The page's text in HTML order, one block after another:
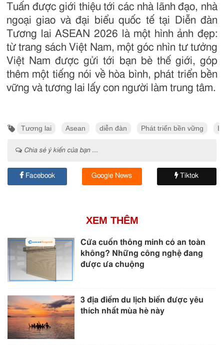
Tuấn được giới thiệu tới các nhà lãnh đạo, nhà
ngoại giao và đại biểu quốc tế tại Diễn đàn
Tương lai ASEAN 2026 là một hình ảnh đẹp:
từ trang sách Việt Nam, một góc nhìn tư tưởng
Việt Nam được gửi tới bạn bè thế giới, góp
thêm một tiếng nói về hòa bình, phát triển bền
vững và tương lai lấy con người làm trung tâm.
Tương lai Asean diễn đàn Phát triển bền vững
Chia sẻ ý kiến của bạn ...
Facebook Google News Tiktok
XEM THÊM
Cửa cuốn thông minh có an toàn
không? Những công nghệ đang
được ưa chuộng
3 địa điểm du lịch biển được yêu
thích nhất mùa hè này